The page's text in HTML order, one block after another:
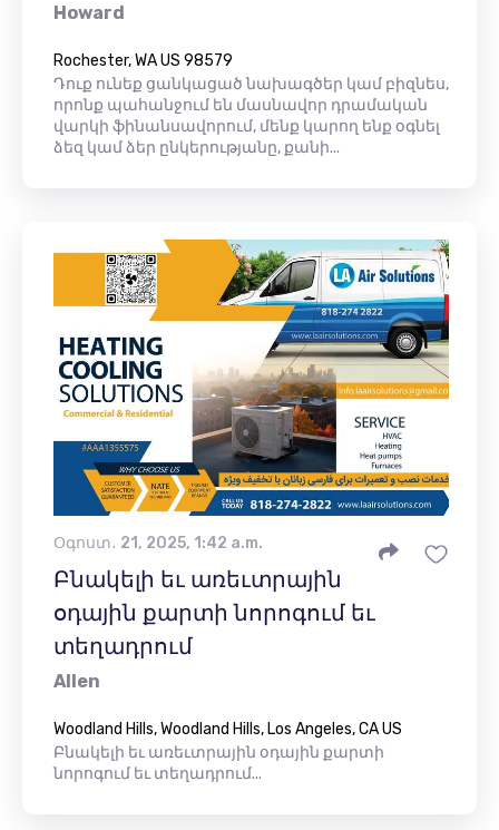
Howard
Rochester, WA US 98579
Դուք ունեք ցանկացած նախագծեր կամ բիզնես,
որոնք պահանջում են մասնավոր դրամական
վարկի ֆինանսավորում, մենք կարող ենք օգնել
ձեզ կամ ձեր ընկերությանը, քանի...
Օգոստ․ 21, 2025, 1:42 a.m.
Բնակելի եւ առեւտրային
օդային քարտի նորոգում եւ
տեղադրում
Allen
Woodland Hills, Woodland Hills, Los Angeles, CA US
Բնակելի եւ առեւտրային օդային քարտի
նորոգում եւ տեղադրում...